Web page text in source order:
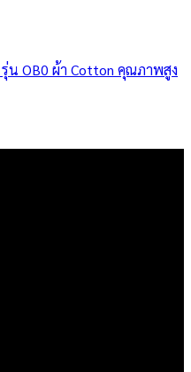
รุ่น OB0 ผ้า Cotton คุณภาพสูง